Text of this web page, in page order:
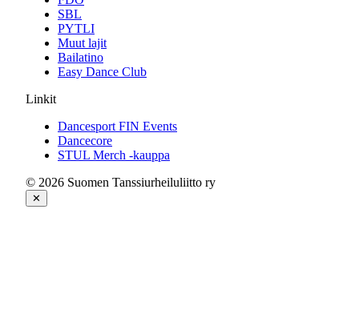
SBL
PYTLI
Muut lajit
Bailatino
Easy Dance Club
Linkit
Dancesport FIN Events
Dancecore
STUL Merch -kauppa
© 2026 Suomen Tanssiurheiluliitto ry
✕